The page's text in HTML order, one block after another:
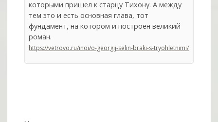
которыми пришел к старцу Тихону. А между
тем это и есть основная глава, тот
фундамент, на котором и построен великий
роман.
https://vetrovo.ru/inoi/o-georgij-selin-braki-s-tryohletnimi/